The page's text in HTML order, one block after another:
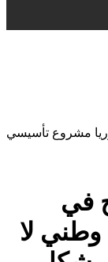
مشروع تأسيسي
في
لا